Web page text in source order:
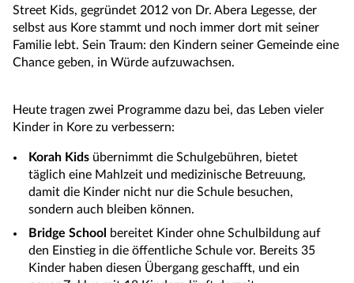
Street Kids, gegründet 2012 von Dr. Abera Legesse, der
selbst aus Kore stammt und noch immer dort mit seiner
Familie lebt. Sein Traum: den Kindern seiner Gemeinde eine
Chance geben, in Würde aufzuwachsen.
Heute tragen zwei Programme dazu bei, das Leben vieler
Kinder in Kore zu verbessern:
Korah Kids übernimmt die Schulgebühren, bietet
täglich eine Mahlzeit und medizinische Betreuung,
damit die Kinder nicht nur die Schule besuchen,
sondern auch bleiben können.
Bridge School
bereitet Kinder ohne Schulbildung auf
den Einstieg in die öffentliche Schule vor. Bereits 35
Kinder haben diesen Übergang geschafft, und ein